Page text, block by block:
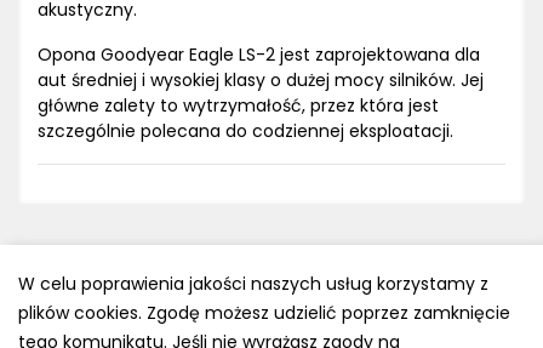
akustyczny.
Opona Goodyear Eagle LS-2 jest zaprojektowana dla
aut średniej i wysokiej klasy o dużej mocy silników. Jej
główne zalety to wytrzymałość, przez która jest
szczególnie polecana do codziennej eksploatacji.
Polityka prywatności
W celu poprawienia jakości naszych usług korzystamy z
plików cookies. Zgodę możesz udzielić poprzez zamknięcie
tego komunikatu. Jeśli nie wyrażasz zgody na